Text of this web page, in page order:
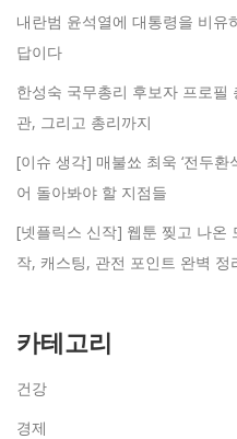
내란범 윤석열에 대통령을 비유
답이다
한성숙 국무총리 후보자 프로필
관, 그리고 총리까지
[이슈 생각] 매불쑈 최욱 ‘전두환
어 돌아봐야 할 지점들
[넷플릭스 신작] 웹툰 찢고 나온
작, 캐스팅, 관전 포인트 완벽 정
카테고리
건강
경제